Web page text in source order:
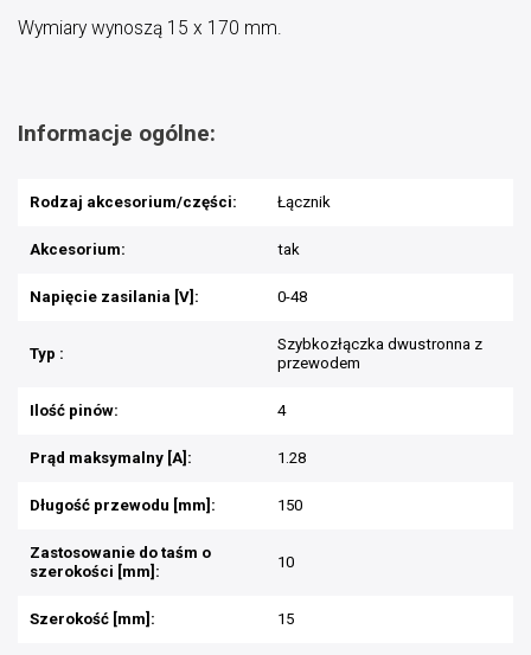
Wymiary wynoszą 15 x 170 mm.
Informacje ogólne:
Rodzaj akcesorium/części: Łącznik
Akcesorium: tak
Napięcie zasilania [V]: 0-48
Typ :
Szybkozłączka dwustronna z
przewodem
Ilość pinów: 4
Prąd maksymalny [A]: 1.28
Długość przewodu [mm]: 150
Zastosowanie do taśm o
szerokości [mm]:
10
Szerokość [mm]: 15